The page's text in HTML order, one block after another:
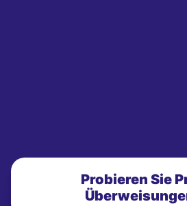
Probieren Sie